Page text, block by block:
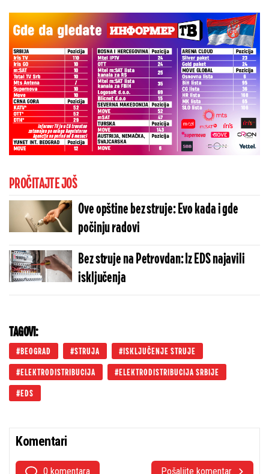
PROČITAJTE JOŠ
Ove opštine bez struje: Evo kada i gde
počinju radovi
Bez struje na Petrovdan: Iz EDS najavili
isključenja
TAGOVI:
BEOGRAD STRUJA ISKLJUČENJE STRUJE
ELEKTRODISTRIBUCIJA ELEKTRODISTRIBUCIJA SRBIJE
EDS
Komentari
0 komentara Pošaljite komentar